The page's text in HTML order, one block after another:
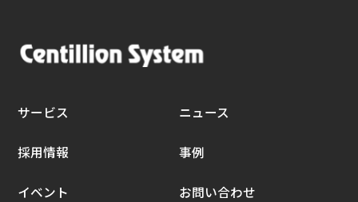
サービス ニュース
採用情報 事例
イベント お問い合わせ